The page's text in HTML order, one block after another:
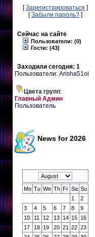
[Зарегистрироваться ]
[Забыли пароль? ]
Сейчас на сайте
Пользователи: (0)
Гости: (43)
Заходили сегодня: 1
Пользователи:Arisha51oi
Цвета групп:
Главный Админ
Пользователь
News for 2026
Mo Tu We Th Fr Sa Su
1
2
3
4 5 6 7 8
9
10
11 12 13 14 15 16
17
18 19 20 21 22 23